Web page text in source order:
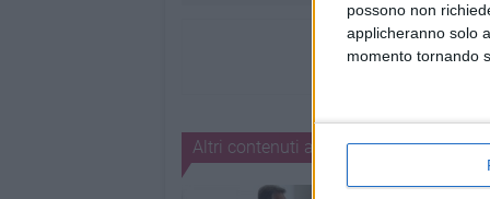
possono non
applicheranno solo
momento tornando
Altri contenuti a tema